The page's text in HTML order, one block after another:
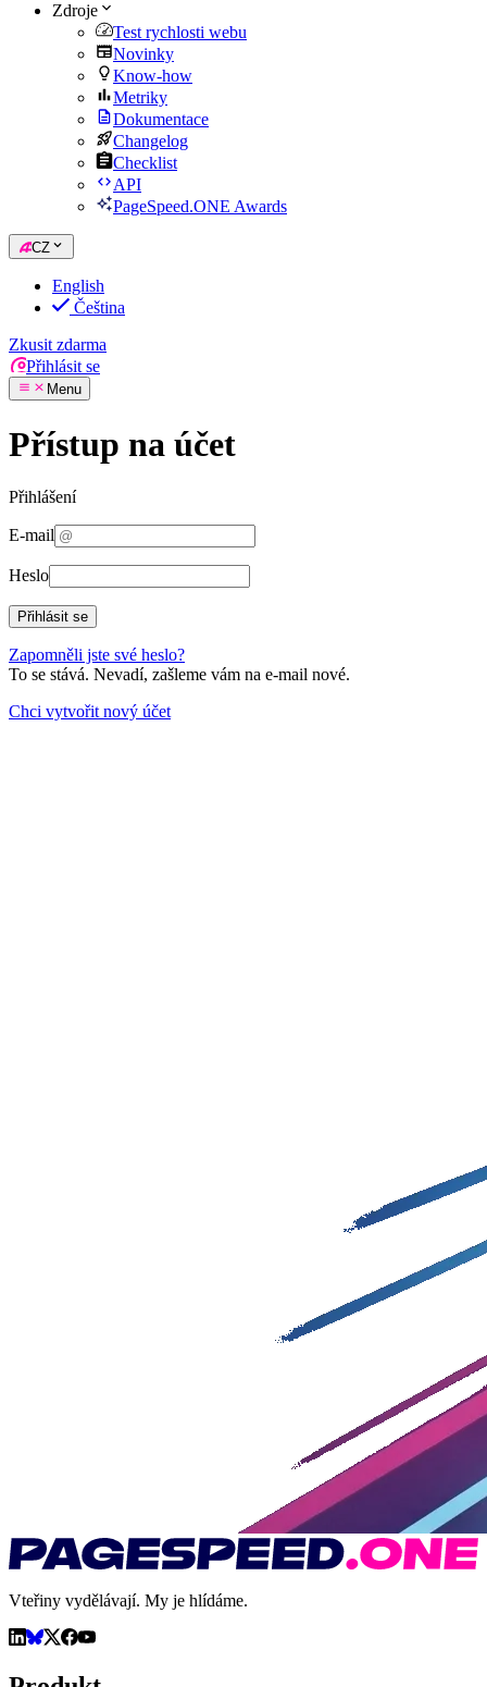
Zdroje
Test rychlosti webu
Novinky
Know-how
Metriky
Dokumentace
Changelog
Checklist
API
PageSpeed.ONE Awards
CZ
English
Čeština
Zkusit zdarma
Přihlásit se
Menu
Přístup na účet
Přihlášení
E-mail
Heslo
Přihlásit se
Zapomněli jste své heslo?
To se stává. Nevadí, zašleme vám na e-mail nové.
Chci vytvořit nový účet
Vteřiny vydělávají. My je hlídáme.